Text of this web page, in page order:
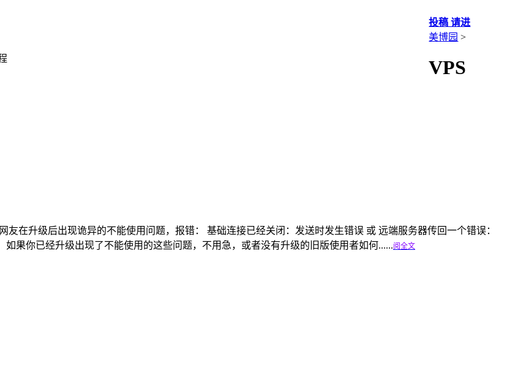
投稿 请进
美博园 >
VPS
友在升级后出现诡异的不能使用问题，报错： 基础连接已经关闭：发送时发生错误 或 远端服务器传回一个错误：
果你已经升级出现了不能使用的这些问题，不用急，或者没有升级的旧版使用者如何......阅全文